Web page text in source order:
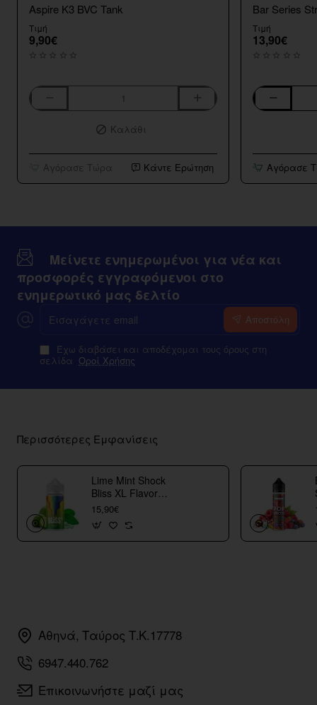
Aspire K3 BVC Tank
Τιμή
9,90€
Aspire
Καλάθι
Αγόρασε Τώρα Κάντε Ερώτηση
Bar Series
Τιμή
13,90€
Bar
10ml/120ml
Αγόρασε
Μείνετε ενημερωμένοι για νέα και
προσφορές εγγραφόμενοι στο
ενημερωτικό μας δελτίο
email
Αποστόλη
Έχω διαβάσει και αποδέχομαι τους όρους στη
σελίδα Οροί Χρήσης
Περισσότερες Εμφανίσεις
Lime Mint Shock
Bliss XL Flavor
Shots
15,90€
Αθηνά, Ταύρος Τ.Κ.17778
6947.440.762
Επικοινωνήστε μαζί μας